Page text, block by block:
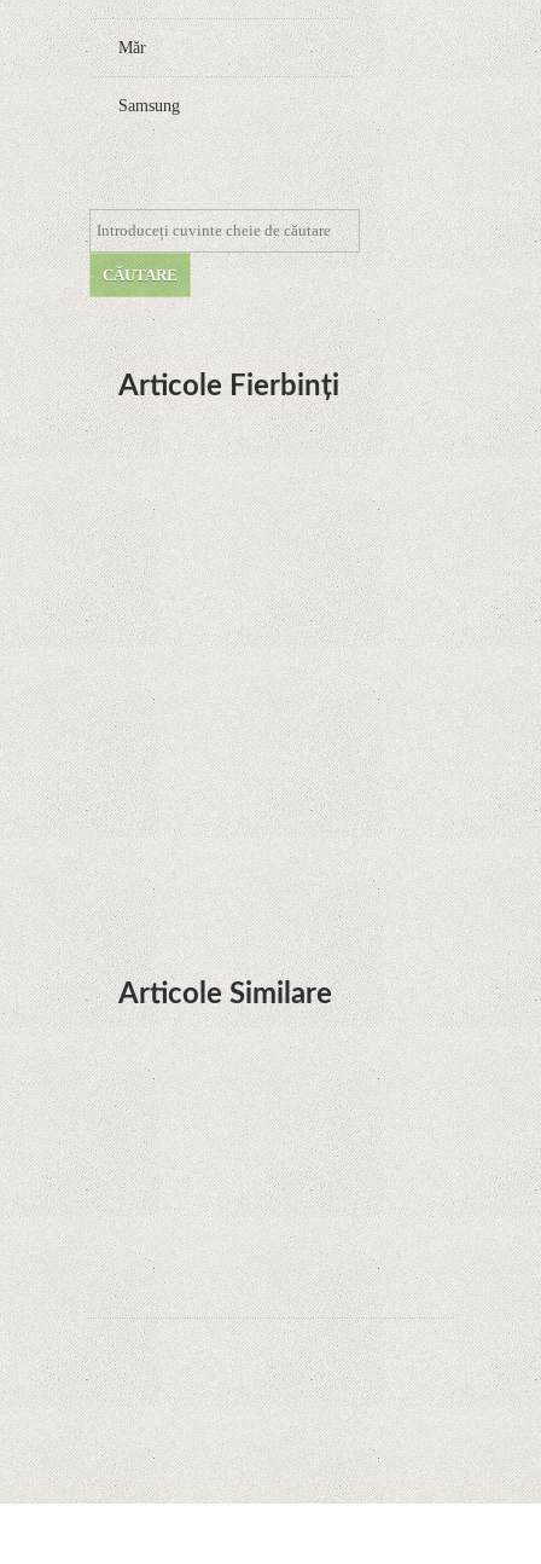
Măr
Samsung
Articole Fierbinți
Dota Anime venind la Netflix în această lună de
la Legenda Korra Studio Mir
Curtea Supremă reglementează în favoarea
Google în Oracle Java Fight
Zvon: aplicațiile Google nu se mai pot instala pe
terminalele Huawei cu procesoare Kirin
Huawei P50 primeşte o posibilă dată de lansare
şi e mai curând decât credeam; Are cameră
telephoto cu zoom optic variabil
Articole Similare